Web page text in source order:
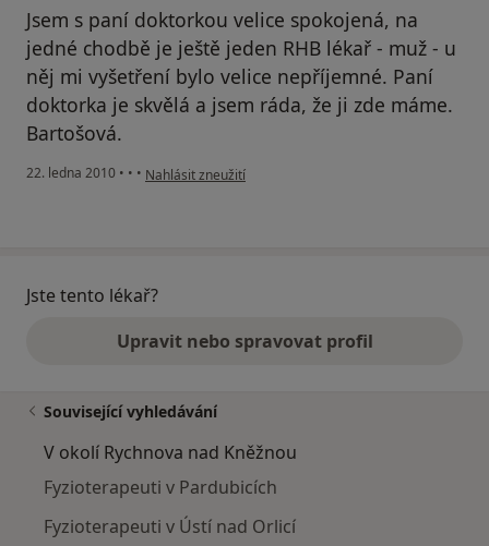
Jsem s paní doktorkou velice spokojená, na
jedné chodbě je ještě jeden RHB lékař - muž - u
něj mi vyšetření bylo velice nepříjemné. Paní
doktorka je skvělá a jsem ráda, že ji zde máme.
Bartošová.
22. ledna 2010 • • • podle názoru uživatele Pacient
Nahlásit zneužití
Jste tento lékař?
Upravit nebo spravovat profil
Související vyhledávání
V okolí Rychnova nad Kněžnou
Fyzioterapeuti v Pardubicích
Fyzioterapeuti v Ústí nad Orlicí